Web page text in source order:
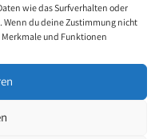
wie das Surfverhalten oder
Wenn du deine Zustimmung nicht
und Funktionen
mit dem Mund zu zeichnen
Pastell- und